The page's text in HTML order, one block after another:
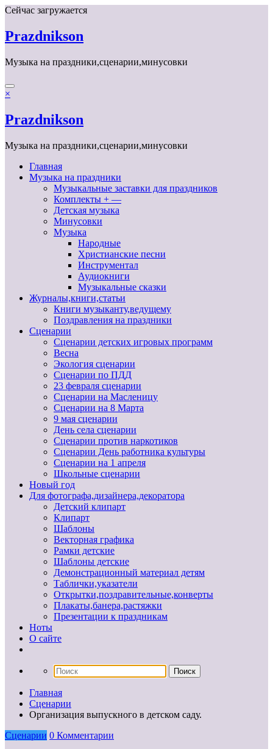
Перейти
содержимому
Сейчас загружается
Prazdnikson
Музыка на праздники,сценарии,минусовки
×
Prazdnikson
Музыка на праздники,сценарии,минусовки
Главная
Музыка на праздники
Музыкальные заставки для праздников
Комплекты + —
Детская музыка
Минусовки
Музыка
Народные
Христианские песни
Инструментал
Аудиокниги
Музыкальные сказки
Журналы,книги,статьи
Книги музыканту,ведущему
Поздравления на праздники
Сценарии
Сценарии детских игровых программ
Весна
Экология сценарии
Сценарии по ПДД
23 февраля сценарии
Сценарии на Масленицу
Сценарии на 8 Марта
9 мая сценарии
День села сценарии
Сценарии против наркотиков
Сценарии День работника культуры
Сценарии на 1 апреля
Школьные сценарии
Новый год
Для фотографа,дизайнера,декоратора
Детский клипарт
Клипарт
Шаблоны
Векторная графика
Рамки детские
Шаблоны детские
Демонстрационный материал детям
Таблички,указатели
Открытки,поздравительные,конверты
Плакаты,банера,растяжки
Презентации к праздникам
Ноты
О сайте
Главная
Сценарии
Организация выпускного в детском саду.
Сценарии 0 Комментарии